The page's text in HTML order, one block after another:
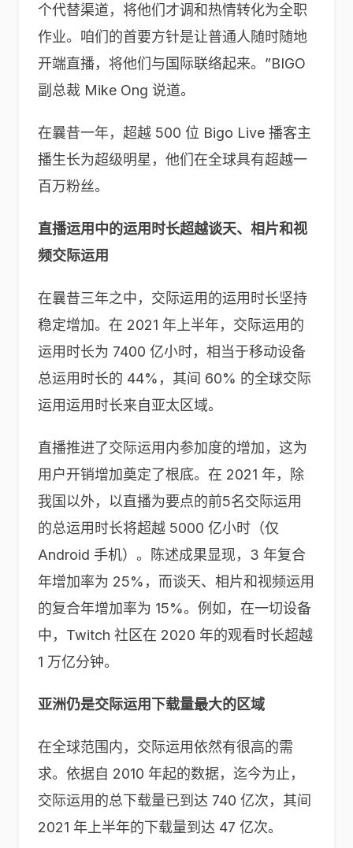
个代替渠道，将他们才调和热情转化为全职
作业。咱们的首要方针是让普通人随时随地
开端直播，将他们与国际联络起来。”BIGO
副总裁 Mike Ong 说道。
在曩昔一年，超越 500 位 Bigo Live 播客主
播生长为超级明星，他们在全球具有超越一
百万粉丝。
直播运用中的运用时长超越谈天、相片和视
频交际运用
在曩昔三年之中，交际运用的运用时长坚持
稳定增加。在 2021 年上半年，交际运用的
运用时长为 7400 亿小时，相当于移动设备
总运用时长的 44%，其间 60% 的全球交际
运用运用时长来自亚太区域。
直播推进了交际运用内参加度的增加，这为
用户开销增加奠定了根底。在 2021 年，除
我国以外，以直播为要点的前5名交际运用
的总运用时长将超越 5000 亿小时（仅
Android 手机）。陈述成果显现，3 年复合
年增加率为 25%，而谈天、相片和视频运用
的复合年增加率为 15%。例如，在一切设备
中，Twitch 社区在 2020 年的观看时长超越
1 万亿分钟。
亚洲仍是交际运用下载量最大的区域
在全球范围内，交际运用依然有很高的需
求。依据自 2010 年起的数据，迄今为止，
交际运用的总下载量已到达 740 亿次，其间
2021 年上半年的下载量到达 47 亿次。